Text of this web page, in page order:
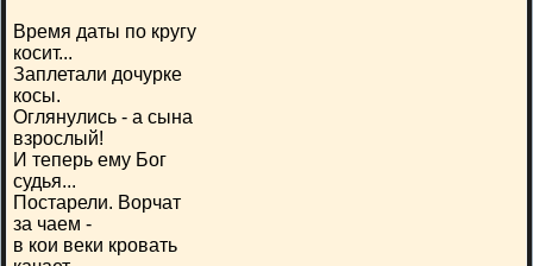
Время даты по кругу
косит...
Заплетали дочурке
косы.
Оглянулись - а сына
взрослый!
И теперь ему Бог
судья...
Постарели. Ворчат
за чаем -
в кои веки кровать